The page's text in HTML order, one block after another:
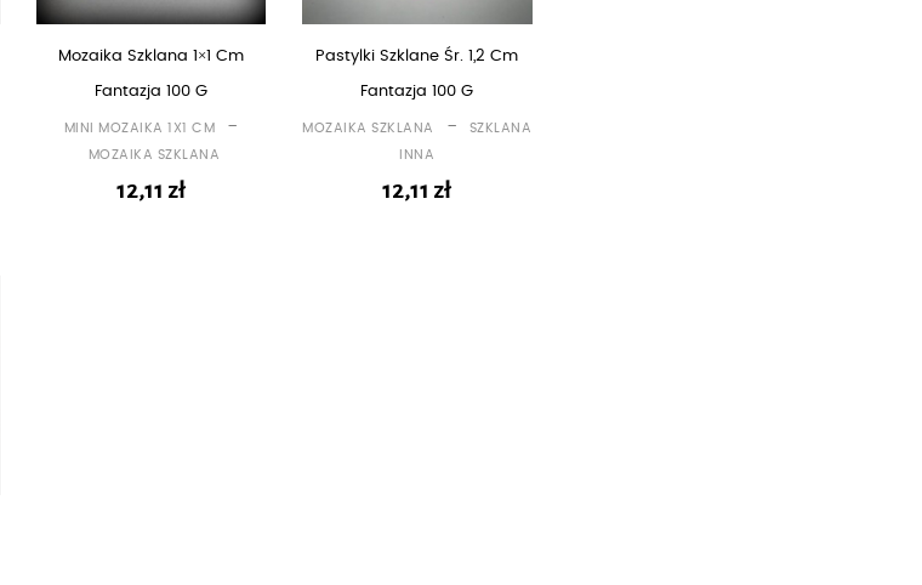
Mozaika Szklana 1×1 Cm
Fantazja 100 G
MINI MOZAIKA 1X1 CM -
MOZAIKA SZKLANA
12,11 zł
Pastylki Szklane Śr. 1,2 Cm
Fantazja 100 G
MOZAIKA SZKLANA -
SZKLANA
INNA
12,11 zł